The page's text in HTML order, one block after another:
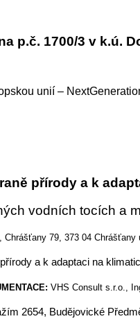
p.č. 1700/3 v k.ú.
unií –
přírody a k
vodních tocích a
Chrášťany 79, 373 04 Chrášťany
přírody a k adaptaci na
VHS Consult s.r.o.,
2654, Budějovické